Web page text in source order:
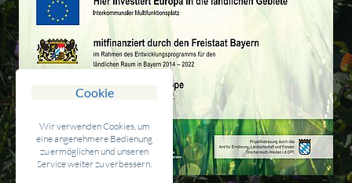
Cookie
Wir verwenden Cookies, um
eine angenehmere Bedienung
zu ermöglichen und unseren
Service weiter zu verbessern.